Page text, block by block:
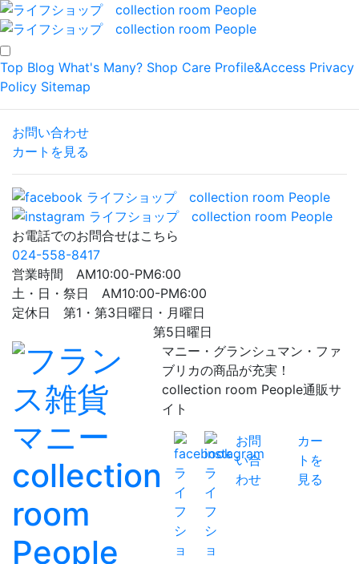
Top Blog What's Many? Shop Care Profile&Access Privacy
Policy Sitemap
お問い合わせ
カートを見る
お電話でのお問合せはこちら
024-558-8417
営業時間 AM10:00-PM6:00
土・日・祭日 AM10:00-PM6:00
定休日 第1・第3日曜日・月曜日
第5日曜日
マニー・グランシュマン・ファ
ブリカの商品が充実！
collection room People通販サ
イト
お問
い合
わせ
カー
トを
見る